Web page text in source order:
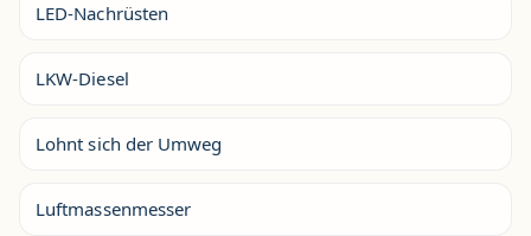
LED-Nachrüsten
LKW-Diesel
Lohnt sich der Umweg
Luftmassenmesser